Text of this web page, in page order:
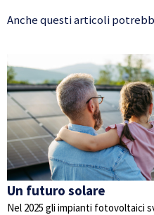
Anche questi articoli
Un futuro solare
Nel 2025 gli impianti fotovoltaici